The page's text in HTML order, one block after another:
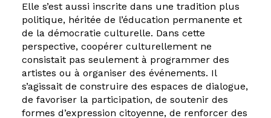
Elle s’est aussi inscrite dans une tradition plus
politique, héritée de l’éducation permanente et
de la démocratie culturelle. Dans cette
perspective, coopérer culturellement ne
consistait pas seulement à programmer des
artistes ou à organiser des événements. Il
s’agissait de construire des espaces de dialogue,
de favoriser la participation, de soutenir des
formes d’expression citoyenne, de renforcer des